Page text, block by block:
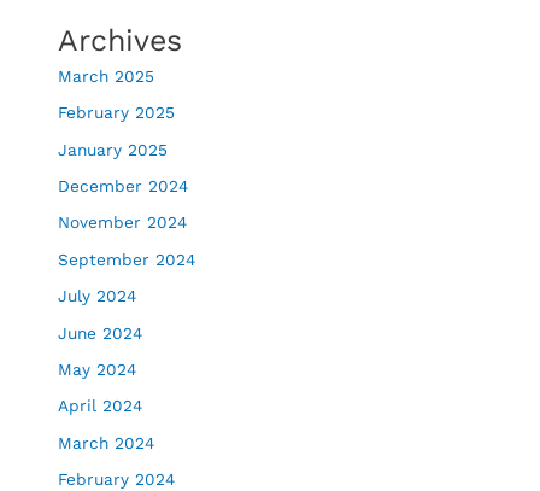
Archives
March 2025
February 2025
January 2025
December 2024
November 2024
September 2024
July 2024
June 2024
May 2024
April 2024
March 2024
February 2024